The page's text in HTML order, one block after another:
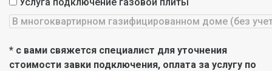
* с вами свяжется специалист для уточнения
стоимости завки подключения, оплата за услугу по